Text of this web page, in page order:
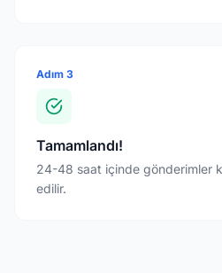
Adım 3
Tamamlandı!
24-48 saat içinde gönderimler
edilir.